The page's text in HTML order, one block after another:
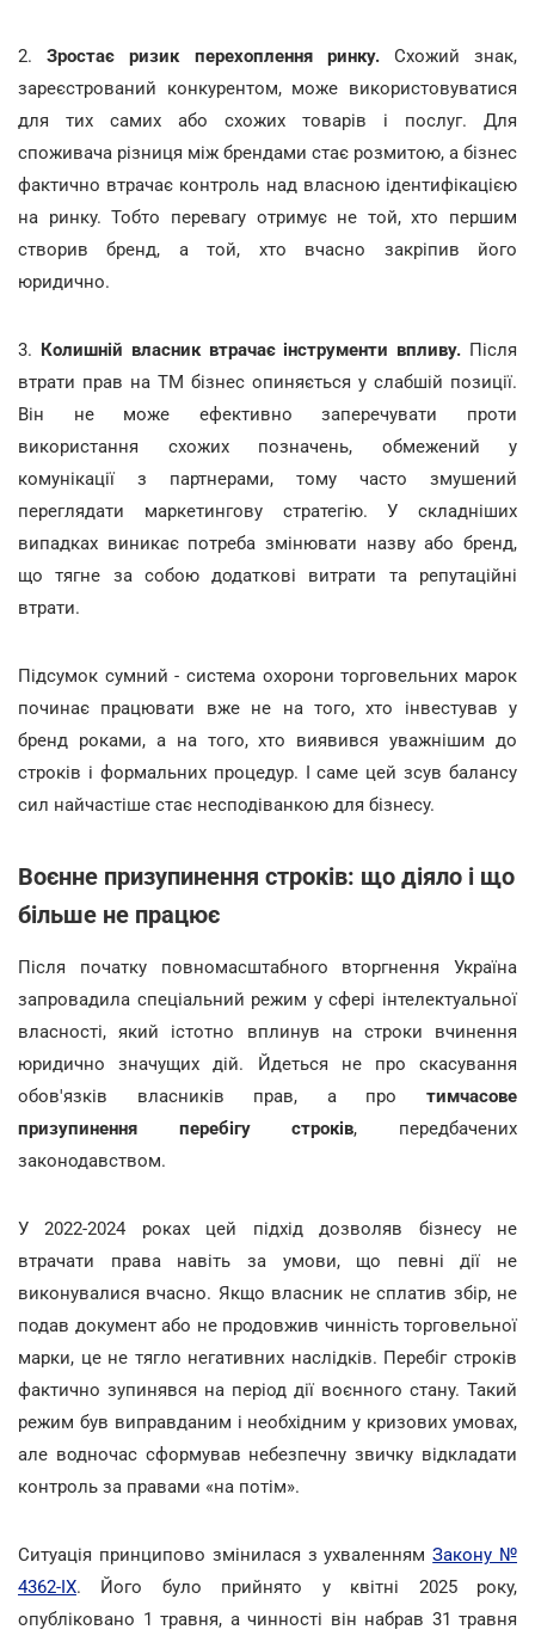
2.Зростає ризик перехоплення ринку.Схожий знак,
зареєстрований конкурентом, може використовуватися
для тих самих або схожих товарів і послуг. Для
споживача різниця між брендами стає розмитою, а бізнес
фактично втрачає контроль над власною ідентифікацією
на ринку. Тобто перевагу отримує не той, хто першим
створив бренд, а той, хто вчасно закріпив його
юридично.
3. Колишній власник втрачає інструменти впливу. Після
втрати прав на ТМ бізнес опиняється у слабшій позиції.
Він не може ефективно заперечувати проти
використання схожих позначень, обмежений у
комунікації з партнерами, тому часто змушений
переглядати маркетингову стратегію. У складніших
випадках виникає потреба змінювати назву або бренд,
що тягне за собою додаткові витрати та репутаційні
втрати.
Підсумок сумний - система охорони торговельних марок
починає працювати вже не на того, хто інвестував у
бренд роками, а на того, хто виявився уважнішим до
строків і формальних процедур. І саме цей зсув балансу
сил найчастіше стає несподіванкою для бізнесу.
Воєнне призупинення строків: що діяло і що
більше не працює
Після початку повномасштабного вторгнення Україна
запровадила спеціальний режим у сфері інтелектуальної
власності, який істотно вплинув на строки вчинення
юридично значущих дій. Йдеться не про скасування
обов'язків власників прав, а про тимчасове
призупинення перебігу строків, передбачених
законодавством.
У 2022-2024 роках цей підхід дозволяв бізнесу не
втрачати права навіть за умови, що певні дії не
виконувалися вчасно. Якщо власник не сплатив збір, не
подав документ або не продовжив чинність торговельної
марки, це не тягло негативних наслідків. Перебіг строків
фактично зупинявся на період дії воєнного стану. Такий
режим був виправданим і необхідним у кризових умовах,
але водночас сформував небезпечну звичку відкладати
контроль за правами «на потім».
Ситуація принципово змінилася з ухваленнямЗакону №
4362-IX. Його було прийнято у квітні 2025 року,
опубліковано 1 травня, а чинності він набрав 31 травня